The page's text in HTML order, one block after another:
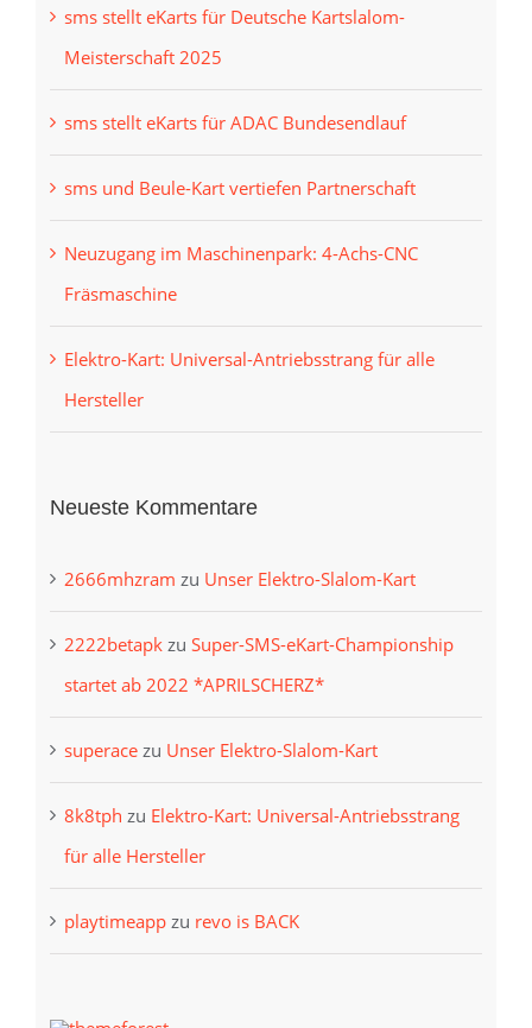
sms stellt eKarts für Deutsche Kartslalom-
Meisterschaft 2025
sms stellt eKarts für ADAC Bundesendlauf
sms und Beule-Kart vertiefen Partnerschaft
Neuzugang im Maschinenpark: 4-Achs-CNC
Fräsmaschine
Elektro-Kart: Universal-Antriebsstrang für alle
Hersteller
Neueste Kommentare
2666mhzram zu Unser Elektro-Slalom-Kart
2222betapkzu Super-SMS-eKart-Championship
startet ab 2022 *APRILSCHERZ*
superacezu Unser Elektro-Slalom-Kart
8k8tph zu Elektro-Kart: Universal-Antriebsstrang
für alle Hersteller
playtimeappzu revo is BACK